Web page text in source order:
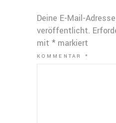
Deine E-Mail-
veröffentlicht.
mit * markiert
KOMMENTAR*